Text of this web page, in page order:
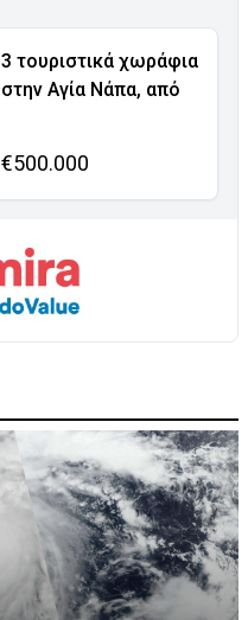
3 τουριστικά χωράφια
στην Αγία Νάπα, από
€500.000